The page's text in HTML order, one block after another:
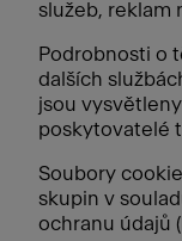
služeb, reklam
Podrobnosti o
dalších
jsou
poskytovatelé
Soubory
skupin v
ochranu údajů